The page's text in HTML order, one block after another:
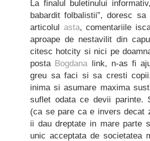
La finalul buletinului
babardit folbalistii”, doresc
articolul asta, comentariile
aproape de nestavilit din
citesc hotcity si nici pe
posta Bogdanalink, n-as fi
greu sa faci si sa cresti
inima si asumare maxima
suflet odata ce devii parinte.
(ca se pare ca e invers decat
ii dau dreptate in mare parte
unic acceptata de societatea